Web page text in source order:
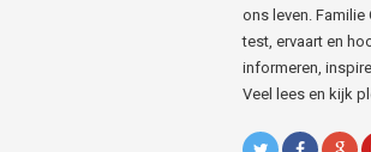
ons leven.
test, ervaart en
informeren,
Veel lees en kijk